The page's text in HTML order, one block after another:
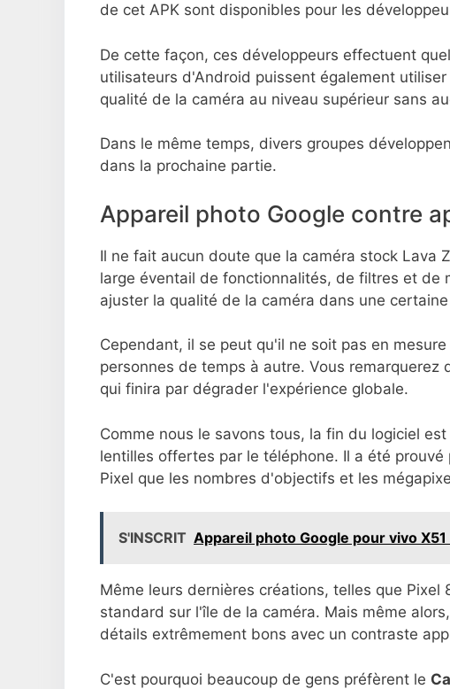
de cet APK sont disponibles pour les
De cette façon, ces développeurs effectuent
utilisateurs d'Android puissent également
qualité de la caméra au niveau supérieur sans
Dans le même temps, divers groupes
dans la prochaine partie.
Appareil photo Google contre
Il ne fait aucun doute que la caméra stock Lava
large éventail de fonctionnalités, de filtres et de
ajuster la qualité de la caméra dans une
Cependant, il se peut qu'il ne soit pas en
personnes de temps à autre. Vous
qui finira par dégrader l'expérience globale.
Comme nous le savons tous, la fin du logiciel
lentilles offertes par le téléphone. Il a été
Pixel que les nombres d'objectifs et les
S'INSCRIT Appareil photo Google pour vivo X51
Même leurs dernières créations, telles que
standard sur l'île de la caméra. Mais même
détails extrêmement bons avec un contraste
C'est pourquoi beaucoup de gens préfèrent le